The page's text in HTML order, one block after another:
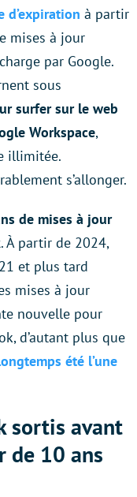
d’expiration à partir
mises à jour
par Google.
sous
surfer sur le web
Workspace,
illimitée.
s’allonger.
de mises à jour
. À partir de 2024,
et plus tard
mises à jour
nouvelle pour
d’autant plus que
été l’une
sortis avant
de 10 ans